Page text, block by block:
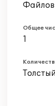
Общее
1